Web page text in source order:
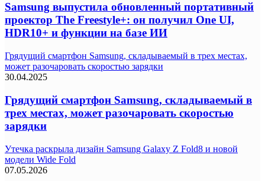
Samsung выпустила обновленный портативный
проектор The Freestyle+: он получил One UI,
HDR10+ и функции на базе ИИ
Грядущий смартфон Samsung, складываемый в трех местах,
может разочаровать скоростью зарядки
30.04.2025
Грядущий смартфон Samsung, складываемый в
трех местах, может разочаровать скоростью
зарядки
Утечка раскрыла дизайн Samsung Galaxy Z Fold8 и новой
модели Wide Fold
07.05.2026